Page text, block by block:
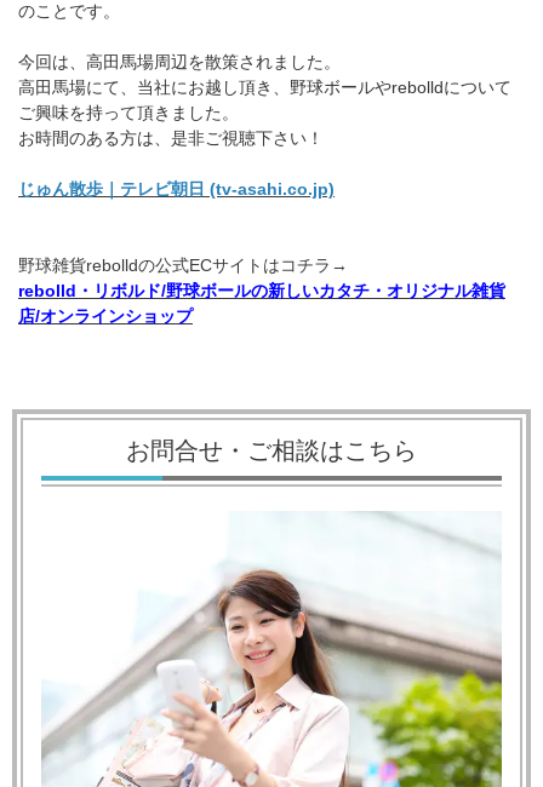
のことです。
⁡今回は、高田馬場周辺を散策されました。
高田馬場にて、当社にお越し頂き、野球ボールやrebolldについて
ご興味を持って頂きました。 ⁡
お時間のある方は、是非ご視聴下さい！ ⁡
じゅん散歩｜テレビ朝日 (tv-asahi.co.jp)
野球雑貨rebolldの公式ECサイトはコチラ→
rebolld・リボルド/野球ボールの新しいカタチ・オリジナル雑貨
店/オンラインショップ
お問合せ・ご相談はこちら